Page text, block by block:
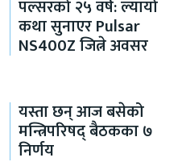
पल्सरको २५ वर्ष: ल्यायो
कथा सुनाएर Pulsar
NS400Z जित्ने अवसर
यस्ता छन् आज बसेको
मन्त्रिपरिषद् बैठकका ७
निर्णय